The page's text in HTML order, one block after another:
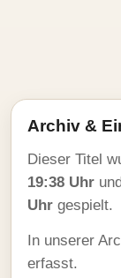
Archiv &
Dieser Titel
19:38 Uhr
Uhr gespielt.
In unserer
erfasst.